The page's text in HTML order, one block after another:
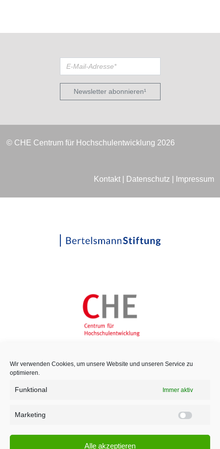
Wir verwenden Cookies, um unsere Website und unseren Service zu
optimieren.
Funktional Immer aktiv
Marketing
Alle akzeptieren
Newsletter abonnieren¹
© CHE Centrum für Hochschulentwicklung 2026
Kontakt| Datenschutz Impressum